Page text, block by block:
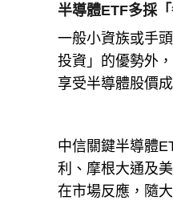
半導體ETF多採「
一般小資族或手
投資」的優勢外
享受半導體股價
中信關鍵半導體
利、摩根大通及
在市場反應，隨